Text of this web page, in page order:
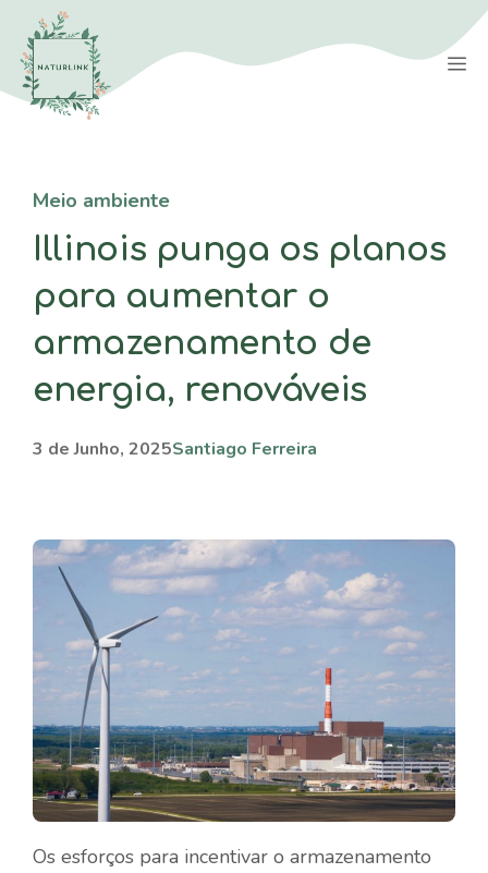
Saltar
para
conteúdo
Meio ambiente
Illinois punga os planos
para aumentar o
armazenamento de
energia, renováveis
3 de Junho, 2025Santiago Ferreira
Os esforços para incentivar o armazenamento